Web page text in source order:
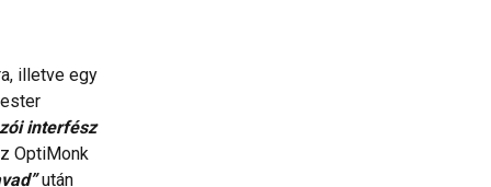
illetve egy
interfész
OptiMonk
után